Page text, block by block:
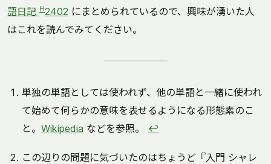
語日記 H2402 にまとめられているので、興味が湧いた人
はこれを読んでみてください。
単独の単語としては使われず、他の単語と一緒に使われ
て始めて何らかの意味を表せるようになる形態素のこ
と。 Wikipedia などを参照。 ↩
この辺りの問題に気づいたのはちょうど『入門 シャレ